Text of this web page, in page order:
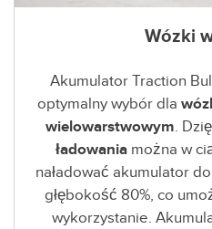
Wózki
Akumulator Traction
optymalny wybór dla
wielowarstwowym.
ładowaniamożna w
naładować akumulator
głębokość 80%, co
wykorzystanie.